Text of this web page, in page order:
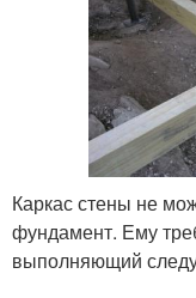
Каркас стены не
фундамент. Ему
выполняющий